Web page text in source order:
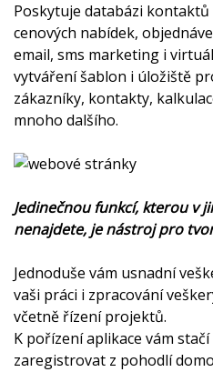
Poskytuje databázi
cenových nabídek,
email, sms marketing i
vytváření šablon i úložiště
zákazníky, kontakty,
mnoho dalšího.
Jedinečnou funkcí, kterou v
nenajdete, je nástroj pro
Jednoduše vám usnadní
vaši práci i zpracování
včetně řízení projektů.
K pořízení aplikace vám
zaregistrovat z pohodlí